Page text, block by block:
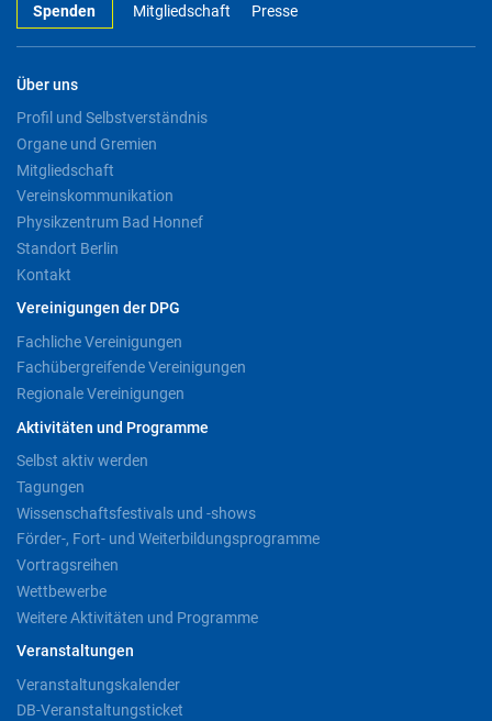
Spenden Mitgliedschaft Presse
Über uns
Profil und Selbstverständnis
Organe und Gremien
Mitgliedschaft
Vereinskommunikation
Physikzentrum Bad Honnef
Standort Berlin
Kontakt
Vereinigungen der DPG
Fachliche Vereinigungen
Fachübergreifende Vereinigungen
Regionale Vereinigungen
Aktivitäten und Programme
Selbst aktiv werden
Tagungen
Wissenschaftsfestivals und -shows
Förder-, Fort- und Weiterbildungsprogramme
Vortragsreihen
Wettbewerbe
Weitere Aktivitäten und Programme
Veranstaltungen
Veranstaltungskalender
DB-Veranstaltungsticket